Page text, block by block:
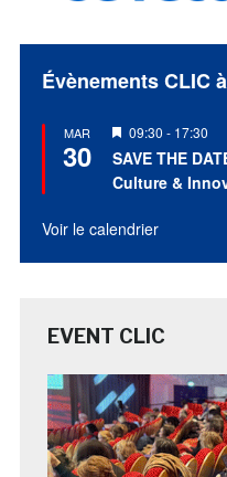
Évènements CLIC
MAR
30
Mis
en
avant
09:30 - 17:30
SAVE THE
Culture &
Voir le calendrier
EVENT CLIC